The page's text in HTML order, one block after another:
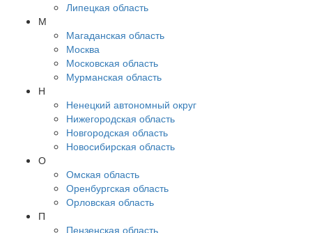
Липецкая область
М
Магаданская область
Москва
Московская область
Мурманская область
Н
Ненецкий автономный округ
Нижегородская область
Новгородская область
Новосибирская область
О
Омская область
Оренбургская область
Орловская область
П
Пензенская область